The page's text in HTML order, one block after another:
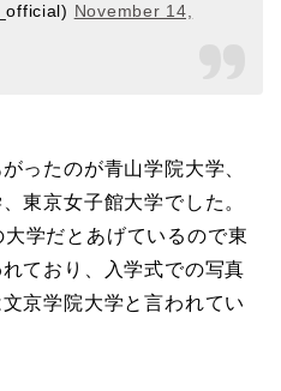
November 14,
ったのが青山学院大学、
東京女子館大学でした。
学だとあげているので東
ており、入学式での写真
京学院大学と言われてい